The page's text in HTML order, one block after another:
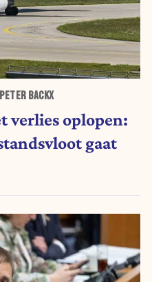
BACKX
verlies oplopen:
gaat